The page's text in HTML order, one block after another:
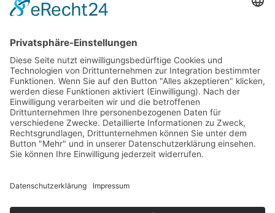
Gerne können Sie auch Ihren Beitrag zu einer
Jetzt Mitglied werden
©2026Deutscher Katecheten-Verein e. V.
Impressum